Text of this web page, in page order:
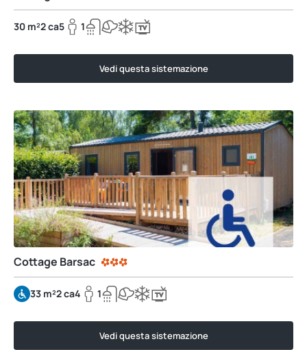
30 m²2 ca5 1
Vedi questa sistemazione
Cottage Barsac
33 m²2 ca4 1
Vedi questa sistemazione